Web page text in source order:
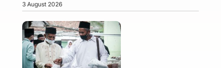
3 August 2026